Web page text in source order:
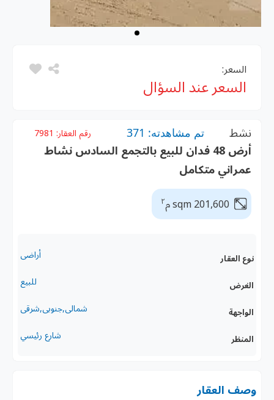
السعر:
السعر عند السؤال
نشط تم مشاهدته: 371 رقم العقار: 7981
أرض 48 فدان للبيع بالتجمع السادس نشاط
عمراني متكامل
201,600 sqm م ٢
نوع العقار أراضى
الغرض للبيع
الواجهة شمالى,جنوبى,شرقى
المنظر شارع رئيسي
وصف العقار